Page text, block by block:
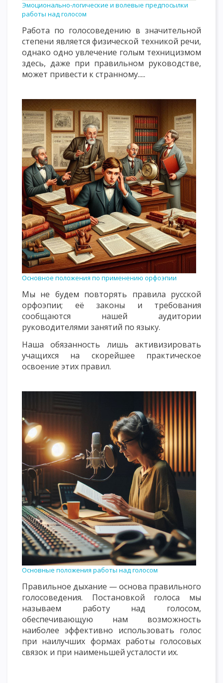
Эмоционально-логические и волевые предпосылки
работы над голосом
Работа по голосоведению в значительной
степени является физической техникой речи,
однако одно увлечение голым техницизмом
здесь, даже при правильном руководстве,
может привести к странному.....
Основное положения по применению орфоэпии
Мы не будем повторять правила русской
орфоэпии; её законы и требования
сообщаются нашей аудитории
руководителями занятий по языку.
Наша обязанность лишь активизировать
учащихся на скорейшее практическое
освоение этих правил.
Основные положения работы над голосом
Правильное дыхание — основа правильного
голосоведения. Постановкой голоса мы
называем работу над голосом,
обеспечивающую нам возможность
наиболее эффективно использовать голос
при наилучших формах работы голосовых
связок и при наименьшей усталости их.